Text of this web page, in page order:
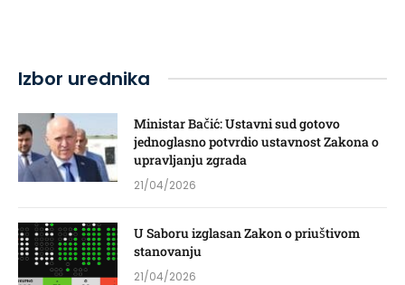
Izbor urednika
Ministar Bačić: Ustavni sud gotovo
jednoglasno potvrdio ustavnost Zakona o
upravljanju zgrada
21/04/2026
U Saboru izglasan Zakon o priuštivom
stanovanju
21/04/2026